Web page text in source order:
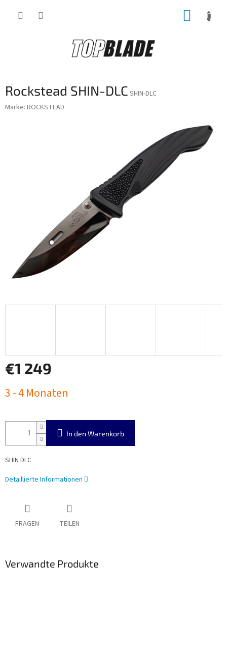
Rockstead SHIN-DLC SHIN-DLC
Marke: ROCKSTEAD
€1 249
3 - 4 Monaten
In den Warenkorb
SHIN DLC
Detaillierte Informationen
FRAGEN TEILEN
Verwandte Produkte